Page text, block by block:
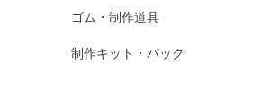
ゴム・制作道具
制作キット・パック